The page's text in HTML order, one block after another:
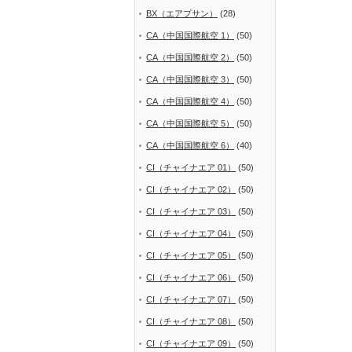
BX（エアプサン） (28)
CA（中国国際航空 1） (50)
CA（中国国際航空 2） (50)
CA（中国国際航空 3） (50)
CA（中国国際航空 4） (50)
CA（中国国際航空 5） (50)
CA（中国国際航空 6） (40)
CI（チャイナエア 01） (50)
CI（チャイナエア 02） (50)
CI（チャイナエア 03） (50)
CI（チャイナエア 04） (50)
CI（チャイナエア 05） (50)
CI（チャイナエア 06） (50)
CI（チャイナエア 07） (50)
CI（チャイナエア 08） (50)
CI（チャイナエア 09） (50)